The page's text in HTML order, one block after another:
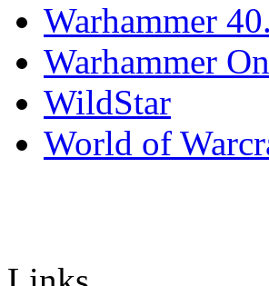
Warhammer
Warhammer
WildStar
World of